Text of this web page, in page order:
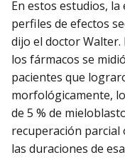
En estos estudios, la
perfiles de efectos
dijo el doctor Walter.
los fármacos se
pacientes que
morfológicamente,
de 5 % de
recuperación
las duraciones de